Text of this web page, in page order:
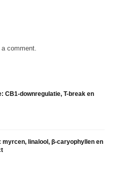
comment.
CB1-downregulatie, T-break en
myrcen, linalool, β-caryophyllen en